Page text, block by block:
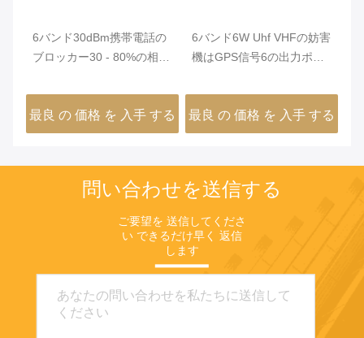
6バンド30dBm携帯電話の
ブロッカー30 - 80%の相対
最良 の 価格 を 入手 する
6バンド6W Uhf VHFの妨害
機はGPS信号6の出力ポー
最良 の 価格 を 入手 する
問い合わせを送信する
ご要望を 送信してくださ
い できるだけ早く 返信
します